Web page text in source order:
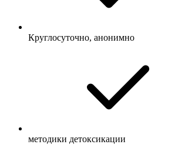
Круглосуточно, анонимно
методики детоксикации